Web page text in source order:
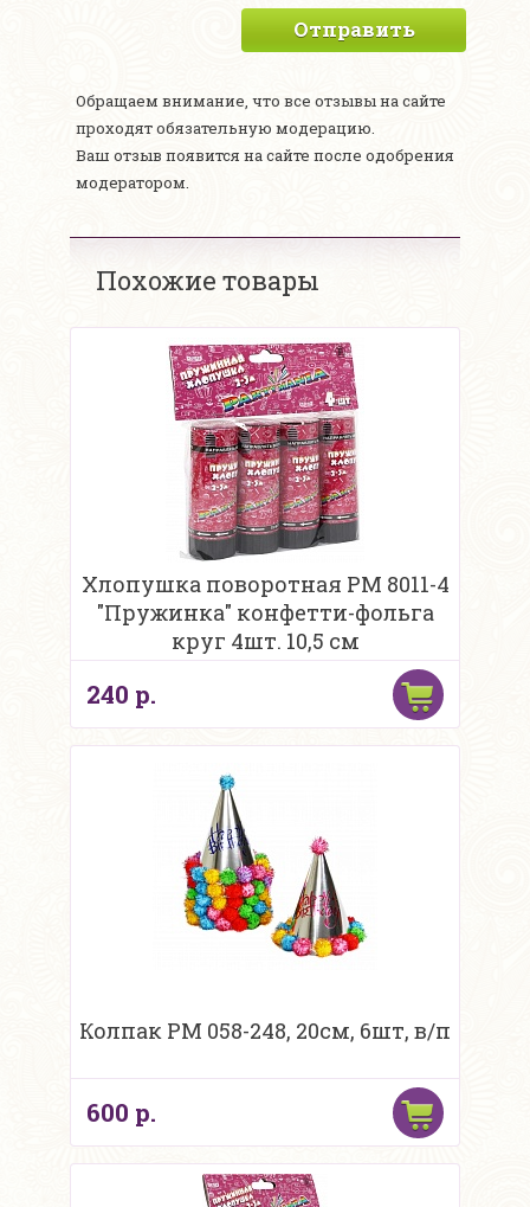
Отправить
Обращаем внимание, что все отзывы на сайте
проходят обязательную модерацию.
Ваш отзыв появится на сайте после одобрения
модератором.
Похожие товары
Хлопушка поворотная PM 8011-4
"Пружинка" конфетти-фольга
круг 4шт. 10,5 см
240 р.
Колпак PM 058-248, 20см, 6шт, в/п
600 р.